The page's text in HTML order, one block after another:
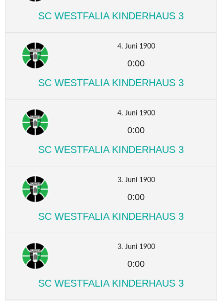
SC WESTFALIA KINDERHAUS 3
4. Juni 1900
0:00
SC WESTFALIA KINDERHAUS 3
4. Juni 1900
0:00
SC WESTFALIA KINDERHAUS 3
3. Juni 1900
0:00
SC WESTFALIA KINDERHAUS 3
3. Juni 1900
0:00
SC WESTFALIA KINDERHAUS 3